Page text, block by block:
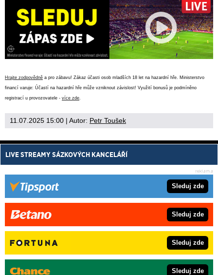
Hrajte zodpovědně a pro zábavu! Zákaz účasti osob mladších 18 let na hazardní hře. Ministerstvo
financí varuje: Účastí na hazardní hře může vzniknout závislost! Využití bonusů je podmíněno
registrací u provozovatele - více zde
11.07.2025 15:00 | Autor: Petr Toušek
LIVE STREAMY SÁZKOVÝCH KANCELÁŘÍ
Sleduj zde
Sleduj zde
Sleduj zde
Sleduj zde